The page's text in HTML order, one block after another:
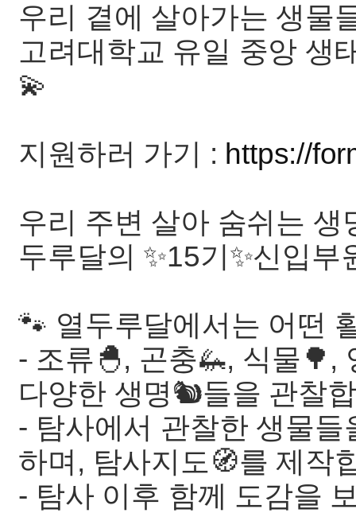
우리 곁에 살아가는 생
고려대학교 유일 중앙 생
💫
지원하러 가기 : https://
우리 주변 살아 숨쉬는
두루달의 ✨15기✨신입
🐾 열두루달에서는 어떤
- 조류🐣, 곤충🦗, 식물🌳,
다양한 생명🐿️들을 관찰
- 탐사에서 관찰한 생물
하며, 탐사지도🧭를 제작
- 탐사 이후 함께 도감을